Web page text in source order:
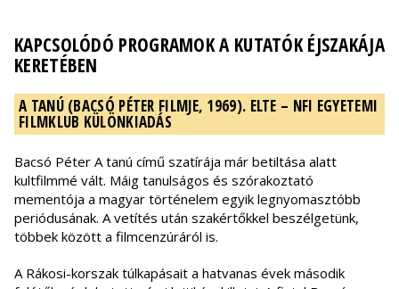
KAPCSOLÓDÓ PROGRAMOK A KUTATÓK ÉJSZAKÁJA
KERETÉBEN
A TANÚ (BACSÓ PÉTER FILMJE, 1969). ELTE – NFI EGYETEMI
FILMKLUB KÜLÖNKIADÁS
Bacsó Péter A tanú című szatírája már betiltása alatt
kultfilmmé vált. Máig tanulságos és szórakoztató
mementója a magyar történelem egyik legnyomasztóbb
periódusának. A vetítés után szakértőkkel beszélgetünk,
többek között a filmcenzúráról is.
A Rákosi-korszak túlkapásait a hatvanas évek második